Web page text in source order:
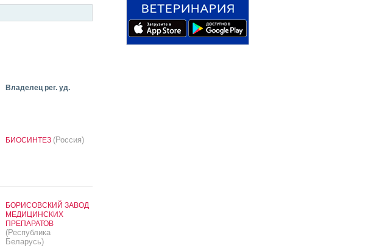
Владелец рег. уд.
БИОСИНТЕЗ (Россия)
БОРИСОВСКИЙ ЗАВОД
МЕДИЦИНСКИХ
ПРЕПАРАТОВ
(Республика
Беларусь)